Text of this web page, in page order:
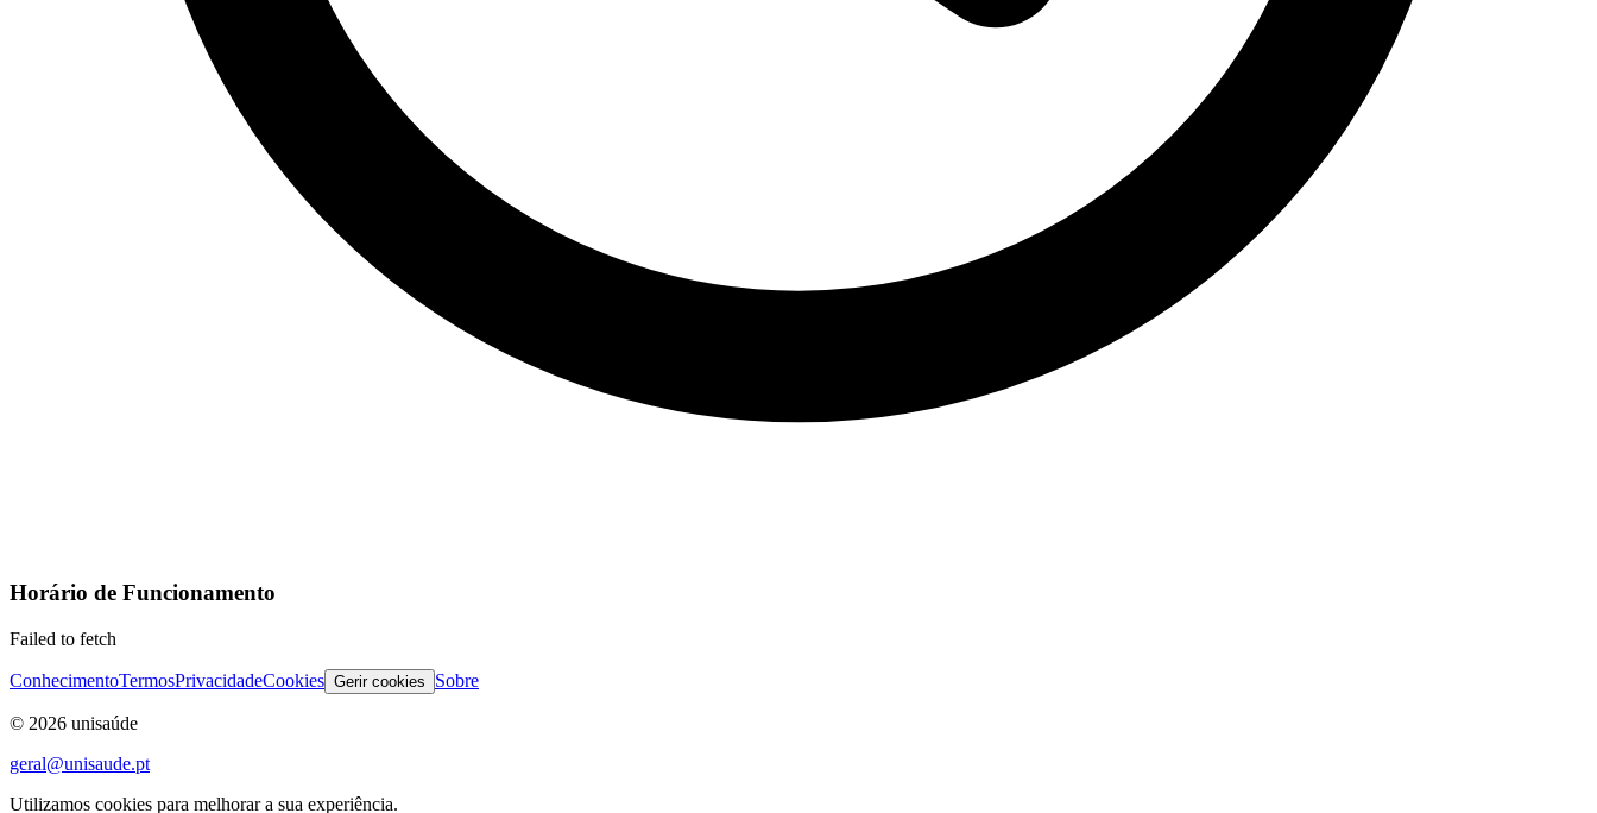
Horário de Funcionamento
Failed to fetch
ConhecimentoTermosPrivacidadeCookies Gerir cookies Sobre
© 2026 unisaúde
geral@unisaude.pt
Utilizamos cookies para melhorar a sua experiência.